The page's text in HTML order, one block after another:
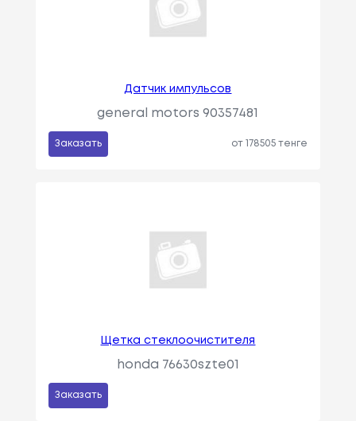
Датчик импульсов
general motors 90357481
Заказать от 178505 тенге
Щетка стеклоочистителя
honda 76630szte01
Заказать